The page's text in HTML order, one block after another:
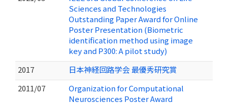
Sciences and Technologies
Outstanding Paper Award for Online
Poster Presentation (Biometric
identification method using image
key and P300: A pilot study)
2017
日本神経回路学会 最優秀研究賞
2011/07
Organization for Computational
Neurosciences Poster Award